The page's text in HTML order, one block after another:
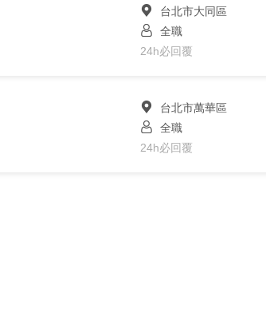
台北市大同區
全職
24h必回覆
台北市萬華區
全職
24h必回覆